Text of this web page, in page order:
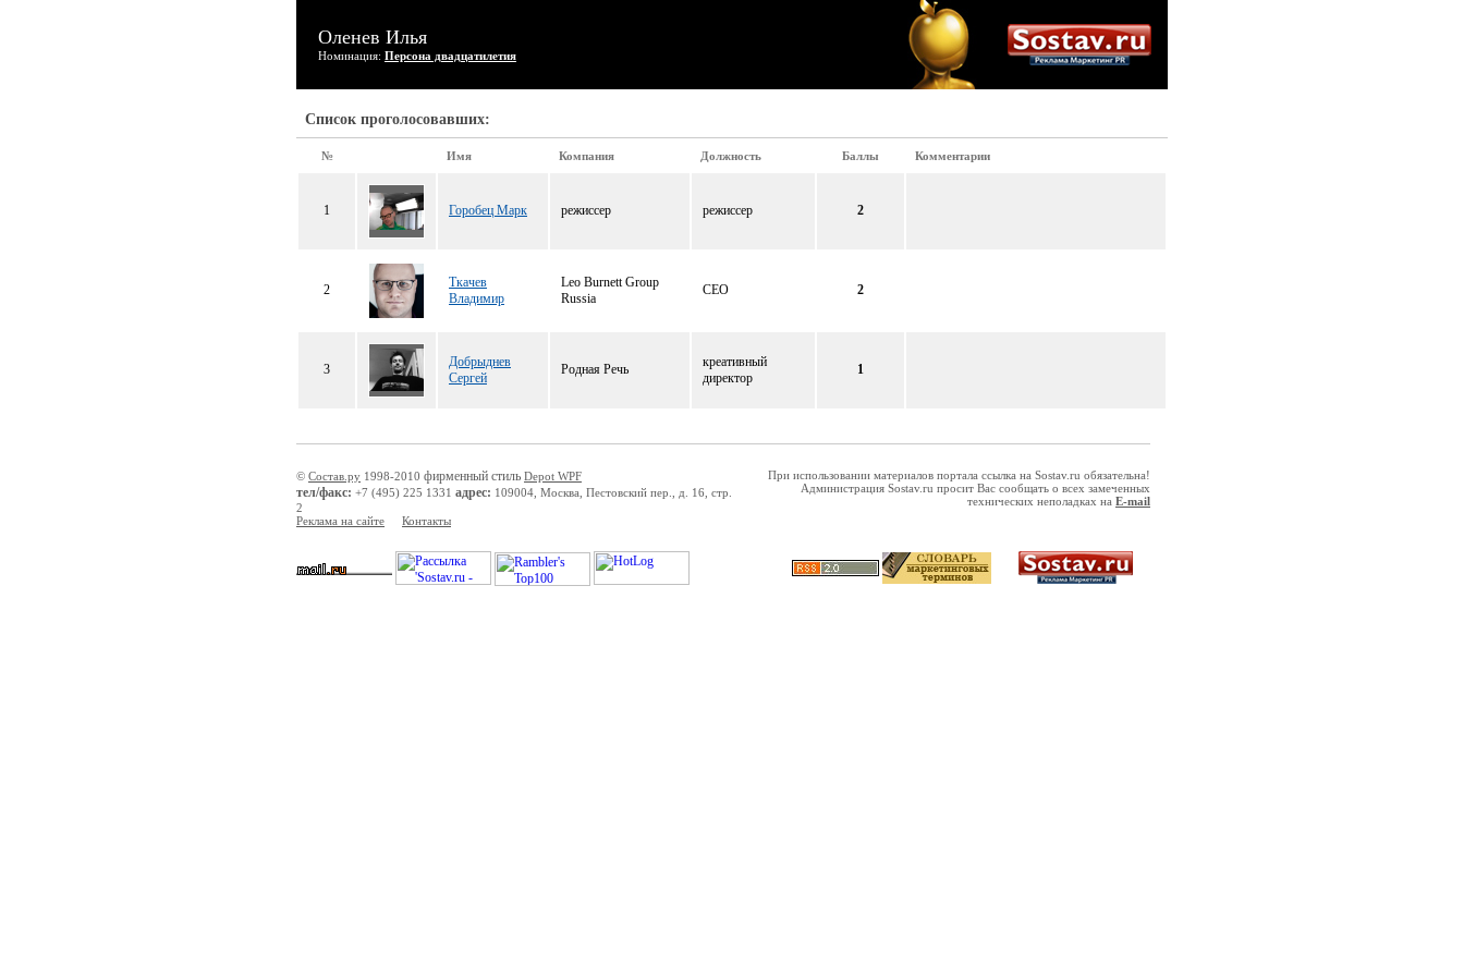
Оленев Илья
Номинация: Персона двадцатилетия
Список проголосовавших:
№ Имя Компания Должность Баллы Комментарии
1 Горобец Марк режиссер режиссер 2
2
Ткачев
Владимир
Leo Burnett Group
Russia
CEO 2
3
Добрыднев
Сергей
Родная Речь
креативный
директор
1
© Состав.ру 1998-2010 фирменный стиль Depot WPF
тел/факс: +7 (495) 225 1331 адрес: 109004, Москва, Пестовский пер., д. 16, стр.
2
Реклама на сайте
Контакты
При использовании материалов портала ссылка на Sostav.ru обязательна!
Администрация Sostav.ru просит Вас сообщать о всех замеченных
технических неполадках на E-mail